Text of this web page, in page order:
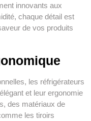
innovants aux
chaque détail est
de vos produits
les réfrigérateurs
et leur ergonomie
des matériaux de
les tiroirs